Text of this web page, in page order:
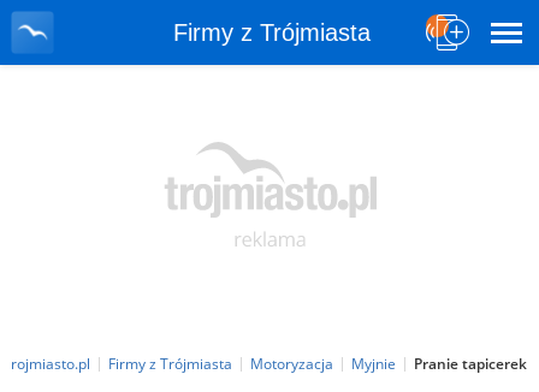
Firmy z Trójmiasta
Trojmiasto.pl Firmy z Trójmiasta Motoryzacja Myjnie Pranie tapicerek